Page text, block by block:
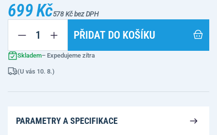
699 Kč578 Kč bez DPH
PŘIDAT DO KOŠÍKU
Skladem– Expedujeme zítra
(U vás 10. 8.)
PARAMETRY A SPECIFIKACE